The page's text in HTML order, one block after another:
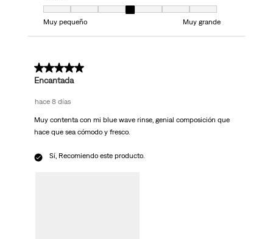
Modelo, 4 de 7, donde 1 es igual a Muy pequeño y 7 es igual a Muy
Muy pequeño
Muy grande
5 de 5 estrellas.
Encantada
hace 8 días
Muy contenta con mi blue wave rinse, genial composición que
hace que sea cómodo y fresco.
Sí, Recomiendo este producto.